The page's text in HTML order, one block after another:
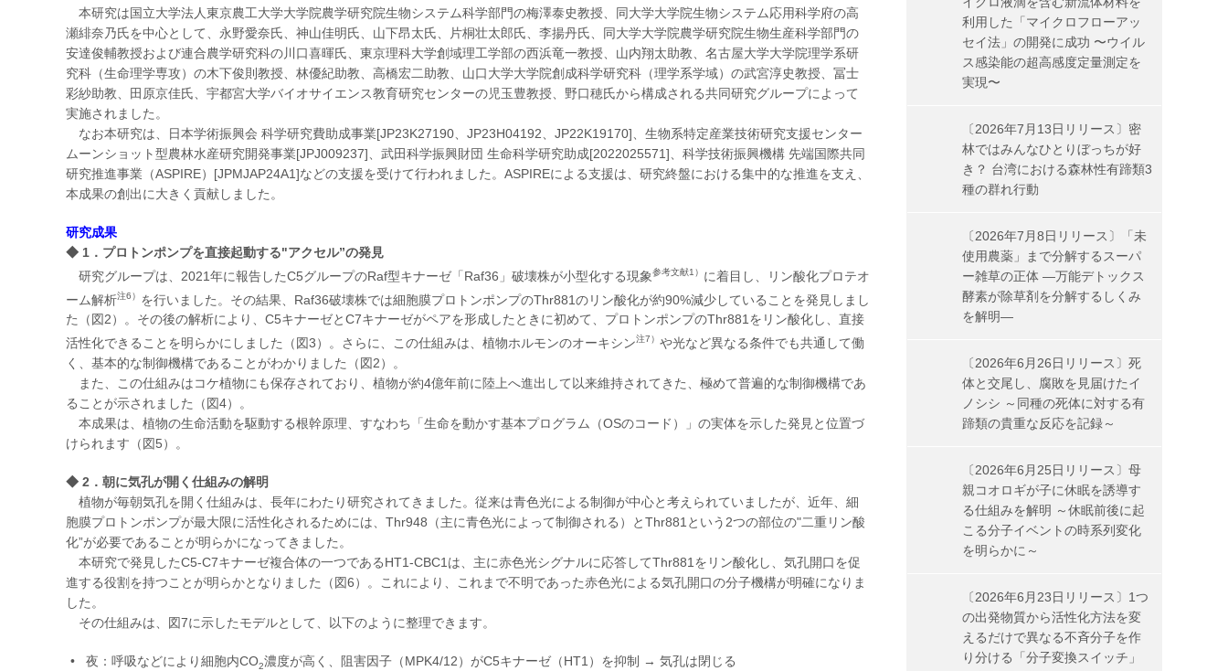
本研究は国立大学法人東京農工大学大学院農学研究院生物システム科学部門の梅澤泰史教授、同大学大学院生物システム応用科学府の高
瀬緋奈乃氏を中心として、永野愛奈氏、神山佳明氏、山下昂太氏、片桐壮太郎氏、李揚丹氏、同大学大学院農学研究院生物生産科学部門の
安達俊輔教授および連合農学研究科の川口喜暉氏、東京理科大学創域理工学部の西浜竜一教授、山内翔太助教、名古屋大学大学院理学系研
究科（生命理学専攻）の木下俊則教授、林優紀助教、高橋宏二助教、山口大学大学院創成科学研究科（理学系学域）の武宮淳史教授、冨士
彩紗助教、田原京佳氏、宇都宮大学バイオサイエンス教育研究センターの児玉豊教授、野口穂氏から構成される共同研究グループによって
実施されました。
なお本研究は、日本学術振興会 科学研究費助成事業[JP23K27190、JP23H04192、JP22K19170]、生物系特定産業技術研究支援センター
ムーンショット型農林水産研究開発事業[JPJ009237]、武田科学振興財団 生命科学研究助成[2022025571]、科学技術振興機構 先端国際共同
研究推進事業（ASPIRE）[JPMJAP24A1]などの支援を受けて行われました。ASPIREによる支援は、研究終盤における集中的な推進を支え、
本成果の創出に大きく貢献しました。
研究成果
◆ 1．プロトンポンプを直接起動する"アクセル”の発見
研究グループは、2021年に報告したC5グループのRaf型キナーゼ「Raf36」破壊株が小型化する現象参考文献1） に着目し、リン酸化プロテオ
ーム解析注6） を行いました。その結果、Raf36破壊株では細胞膜プロトンポンプのThr881のリン酸化が約90%減少していることを発見しまし
た（図2）。その後の解析により、C5キナーゼとC7キナーゼがペアを形成したときに初めて、プロトンポンプのThr881をリン酸化し、直接
活性化できることを明らかにしました（図3）。さらに、この仕組みは、植物ホルモンのオーキシン注7） や光など異なる条件でも共通して働
く、基本的な制御機構であることがわかりました（図2）。
また、この仕組みはコケ植物にも保存されており、植物が約4億年前に陸上へ進出して以来維持されてきた、極めて普遍的な制御機構であ
ることが示されました（図4）。
本成果は、植物の生命活動を駆動する根幹原理、すなわち「生命を動かす基本プログラム（OSのコード）」の実体を示した発見と位置づ
けられます（図5）。
◆ 2．朝に気孔が開く仕組みの解明
植物が毎朝気孔を開く仕組みは、長年にわたり研究されてきました。従来は青色光による制御が中心と考えられていましたが、近年、細
胞膜プロトンポンプが最大限に活性化されるためには、Thr948（主に青色光によって制御される）とThr881という2つの部位の"二重リン酸
化”が必要であることが明らかになってきました。
本研究で発見したC5-C7キナーゼ複合体の一つであるHT1-CBC1は、主に赤色光シグナルに応答してThr881をリン酸化し、気孔開口を促
進する役割を持つことが明らかとなりました（図6）。これにより、これまで不明であった赤色光による気孔開口の分子機構が明確になりま
した。
その仕組みは、図7に示したモデルとして、以下のように整理できます。
夜：呼吸などにより細胞内CO2濃度が高く、阻害因子（MPK4/12）がC5キナーゼ（HT1）を抑制 → 気孔は閉じる
利用した「マイクロフローアッ
セイ法」の開発に成功 〜ウイル
ス感染能の超高感度定量測定を
実現〜
〔2026年7月13日リリース〕密
林ではみんなひとりぼっちが好
き？ 台湾における森林性有蹄類3
種の群れ行動
〔2026年7月8日リリース〕「未
使用農薬」まで分解するスーパ
ー雑草の正体 ―万能デトックス
酵素が除草剤を分解するしくみ
を解明―
〔2026年6月26日リリース〕死
体と交尾し、腐敗を見届けたイ
ノシシ ～同種の死体に対する有
蹄類の貴重な反応を記録～
〔2026年6月25日リリース〕母
親コオロギが子に休眠を誘導す
る仕組みを解明 ～休眠前後に起
こる分子イベントの時系列変化
を明らかに～
〔2026年6月23日リリース〕1つ
の出発物質から活性化方法を変
えるだけで異なる不斉分子を作
り分ける「分子変換スイッチ」